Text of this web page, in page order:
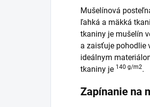
Mušelínová
ľahká a mäkká
tkaniny je mušelín
a zaisťuje pohodlie
ideálnym
tkaniny je 140 g/m2.
Zapínanie na